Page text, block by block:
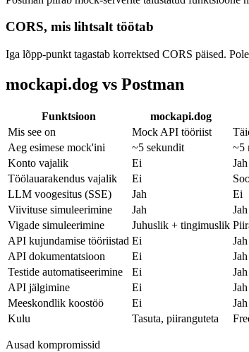
CORS, mis lihtsalt töötab
Iga lõpp-punkt tagastab korrektsed CORS päised.
mockapi.dog vs Postman
Funktsioon mockapi.dog
Mis see on
Mock API tööriist
Aeg esimese mock'ini
~5 sekundit
~5
Konto vajalik
Ei
Jah
Töölauarakendus vajalik
Ei
LLM voogesitus (SSE)
Jah
Ei
Viivituse simuleerimine
Jah
Jah
Vigade simuleerimine
Juhuslik + tingimuslik
API kujundamise tööriistad Ei
Jah
API dokumentatsioon
Ei
Jah
Testide automatiseerimine
Ei
Jah
API jälgimine
Ei
Jah
Meeskondlik koostöö
Ei
Jah
Kulu
Tasuta, piiranguteta
Ausad kompromissid